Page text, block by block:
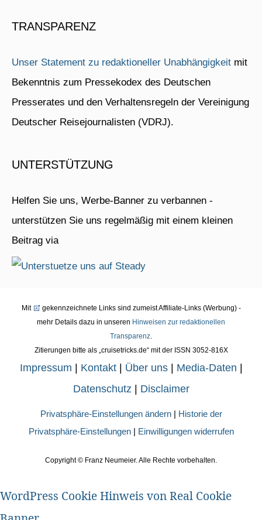
TRANSPARENZ
Unser Statement zu redaktioneller Unabhängigkeit mit
Bekenntnis zum Pressekodex des Deutschen
Presserates und den Verhaltensregeln der Vereinigung
Deutscher Reisejournalisten (VDRJ).
UNTERSTÜTZUNG
Helfen Sie uns, Werbe-Banner zu verbannen -
unterstützen Sie uns regelmäßig mit einem kleinen
Beitrag via
Mit
gekennzeichnete Links sind zumeist Affiliate-Links (Werbung) -
mehr Details dazu in unseren Hinweisen zur redaktionellen
Transparenz
Zitierungen bitte als „cruisetricks.de“ mit der ISSN 3052-816X
Impressum | Kontakt| Über uns| Media-Daten |
Datenschutz | Disclaimer
Privatsphäre-Einstellungen ändern| Historie der
Privatsphäre-Einstellungen| Einwilligungen widerrufen
Copyright © Franz Neumeier. Alle Rechte vorbehalten.
WordPress Cookie Hinweis von Real Cookie